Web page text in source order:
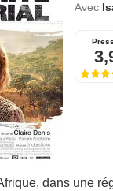
Avec
dans une